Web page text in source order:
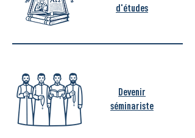
d'études
Devenir
séminariste